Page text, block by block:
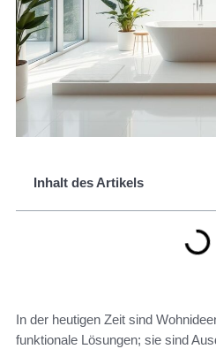
Inhalt des Artikels
In der heutigen Zeit sind
funktionale Lösungen; sie sind